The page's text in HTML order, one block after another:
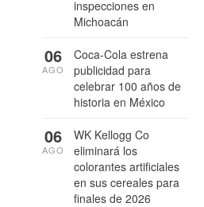
inspecciones en
Michoacán
Coca-Cola estrena
publicidad para
celebrar 100 años de
historia en México
06
AGO
WK Kellogg Co
eliminará los
colorantes artificiales
en sus cereales para
finales de 2026
06
AGO